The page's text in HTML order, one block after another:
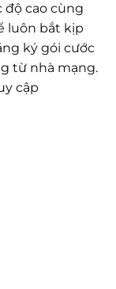
cao cùng
luôn bắt kịp
ký gói cước
từ nhà mạng.
cập